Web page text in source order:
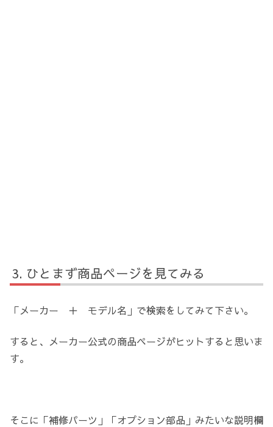
ひとまず商品ページを見てみる
「メーカー ＋ モデル名」で検索をしてみて下さい。
すると、メーカー公式の商品ページがヒットすると思いま
す。
そこに「補修パーツ」「オプション部品」みたいな説明欄